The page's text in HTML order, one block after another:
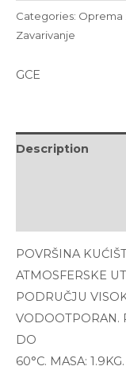
PROTOČNI
FORMIR
quantity
Categories: Oprema
Zavarivanje
GCE
Description
POVRŠINA
ATMOSFERSKE
PODRUČJU
VODOOTPORAN.
DO
60°C. MASA: 1.9KG.